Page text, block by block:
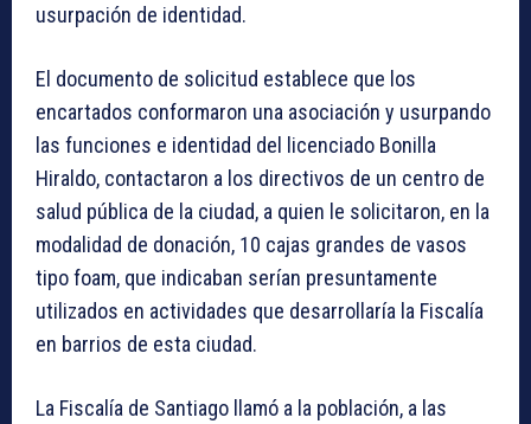
usurpación de identidad.
El documento de solicitud establece que los
encartados conformaron una asociación y usurpando
las funciones e identidad del licenciado Bonilla
Hiraldo, contactaron a los directivos de un centro de
salud pública de la ciudad, a quien le solicitaron, en la
modalidad de donación, 10 cajas grandes de vasos
tipo foam, que indicaban serían presuntamente
utilizados en actividades que desarrollaría la Fiscalía
en barrios de esta ciudad.
La Fiscalía de Santiago llamó a la población, a las